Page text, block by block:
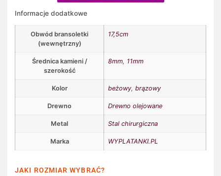
Informacje dodatkowe
Obwód bransoletki
(wewnętrzny)
17,5cm
Średnica kamieni /
szerokość
8mm, 11mm
Kolor beżowy, brązowy
Drewno Drewno olejowane
Metal Stal chirurgiczna
Marka WYPLATANKI.PL
JAKI ROZMIAR WYBRAĆ?